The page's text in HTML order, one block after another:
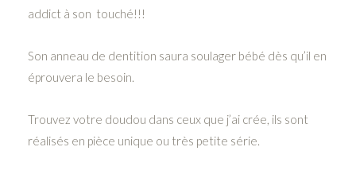
addict à son touché!!!
Son anneau de dentition saura soulager bébé dès qu’il en
éprouvera le besoin.
Trouvez votre doudou dans ceux que j’ai crée, ils sont
réalisés en pièce unique ou très petite série.